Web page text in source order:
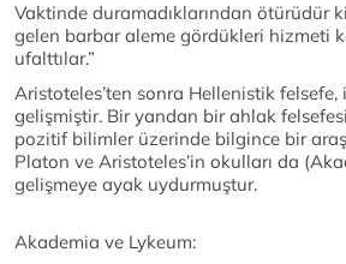
Vaktinde duramadıklarından ötürüdür
gelen barbar aleme gördükleri hizmeti
ufalttılar.”
Aristoteles’ten sonra Hellenistik
gelişmiştir. Bir yandan bir ahlak
pozitif bilimler üzerinde bilgince bir
Platon ve Aristoteles’in okulları da
gelişmeye ayak uydurmuştur.
Akademia ve Lykeum: